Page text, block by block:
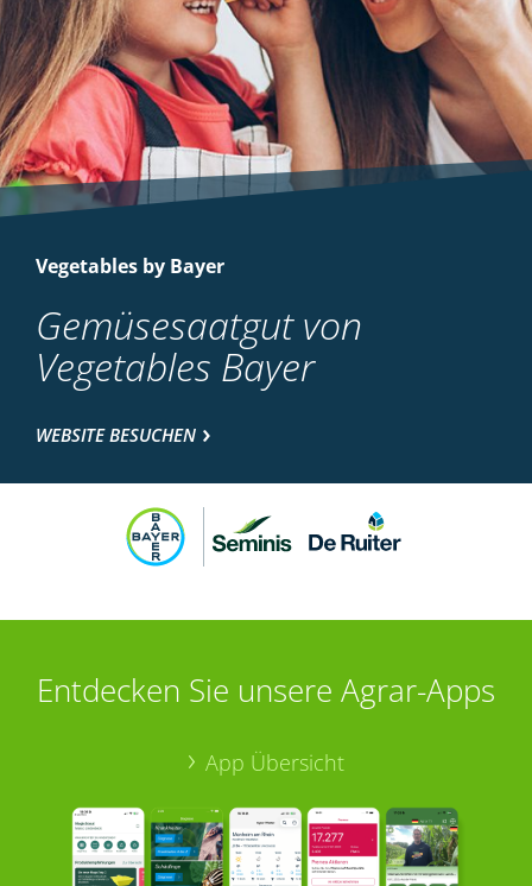
Vegetables by Bayer
Gemüsesaatgut von
Vegetables Bayer
WEBSITE BESUCHEN
Entdecken Sie unsere Agrar-Apps
App Übersicht